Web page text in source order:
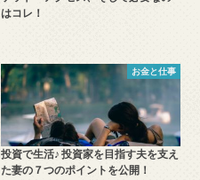
はコレ！
お金と仕事
投資で生活♪ 投資家を目指す夫を支え
た妻の７つのポイントを公開！